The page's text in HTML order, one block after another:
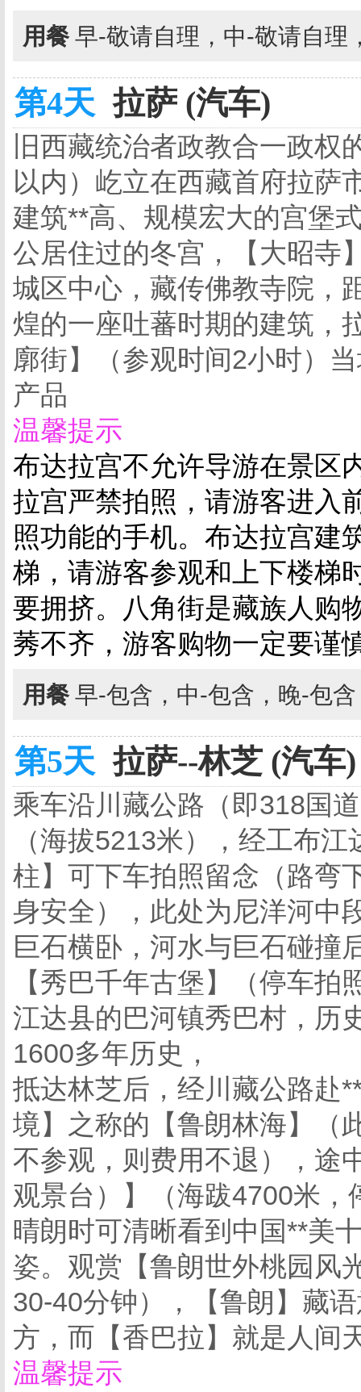
用餐 早-敬请自理，中-敬请自理
第4天 拉萨 (汽车)
旧西藏统治者政教合一政
以内）屹立在西藏首府拉萨
建筑**高、规模宏大的宫堡
公居住过的冬宫，【大昭寺
城区中心，藏传佛教寺院，
煌的一座吐蕃时期的建筑，
廓街】（参观时间2小时）
产品
温馨提示
布达拉宫不允许导游在景区
拉宫严禁拍照，请游客进入
照功能的手机。布达拉宫建
梯，请游客参观和上下楼梯
要拥挤。八角街是藏族人购
莠不齐，游客购物一定要谨
用餐 早-包含，中-包含，晚-包
第5天 拉萨--林芝 (汽车)
乘车沿川藏公路（即318国
（海拔5213米），经工布
柱】可下车拍照留念（路弯
身安全），此处为尼洋河中
巨石横卧，河水与巨石碰撞
【秀巴千年古堡】（停车
江达县的巴河镇秀巴村，历
1600多年历史，
抵达林芝后，经川藏公路赴
境】之称的【鲁朗林海】（
不参观，则费用不退），途
观景台）】（海跋4700米
晴朗时可清晰看到中国**美
姿。观赏【鲁朗世外桃园风
30-40分钟），【鲁朗】藏语
方，而【香巴拉】就是人间
温馨提示